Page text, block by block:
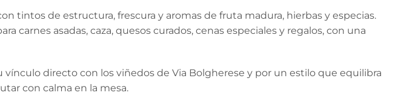
tintos de estructura, frescura y aromas de fruta madura, hierbas y especias.
carnes asadas, caza, quesos curados, cenas especiales y regalos, con una
vínculo directo con los viñedos de Via Bolgherese y por un estilo que equilibra
con calma en la mesa.